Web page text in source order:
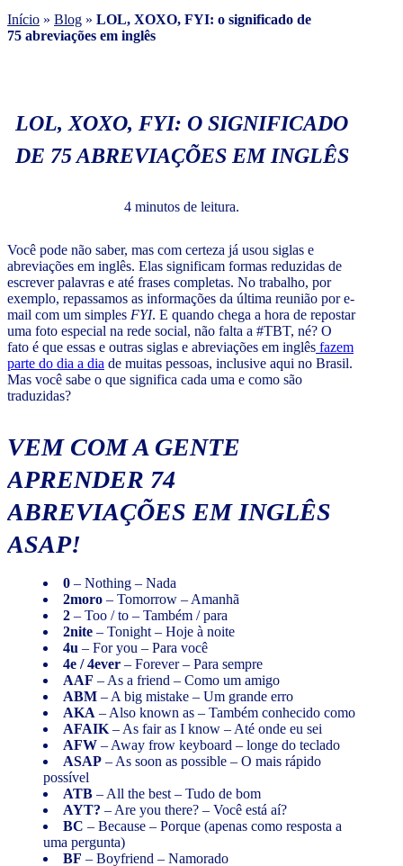
Início » Blog » LOL, XOXO, FYI: o significado de
75 abreviações em inglês
LOL, XOXO, FYI: O SIGNIFICADO
DE 75 ABREVIAÇÕES EM INGLÊS
4 minutos de leitura.
Você pode não saber, mas com certeza já usou siglas e
abreviações em inglês. Elas significam formas reduzidas de
escrever palavras e até frases completas. No trabalho, por
exemplo, repassamos as informações da última reunião por e-
mail com um simples FYI. E quando chega a hora de repostar
uma foto especial na rede social, não falta a #TBT, né? O
fato é que essas e outras siglas e abreviações em inglês fazem
parte do dia a dia de muitas pessoas, inclusive aqui no Brasil.
Mas você sabe o que significa cada uma e como são
traduzidas?
VEM COM A GENTE
APRENDER 74
ABREVIAÇÕES EM INGLÊS
ASAP!
0 – Nothing – Nada
2moro – Tomorrow – Amanhã
2 – Too / to – Também / para
2nite – Tonight – Hoje à noite
4u – For you – Para você
4e / 4ever – Forever – Para sempre
AAF – As a friend – Como um amigo
ABM – A big mistake – Um grande erro
AKA – Also known as – Também conhecido como
AFAIK – As fair as I know – Até onde eu sei
AFW – Away frow keyboard – longe do teclado
ASAP – As soon as possible – O mais rápido
possível
ATB – All the best – Tudo de bom
AYT? – Are you there? – Você está aí?
BC – Because – Porque (apenas como resposta a
uma pergunta)
BF – Boyfriend – Namorado